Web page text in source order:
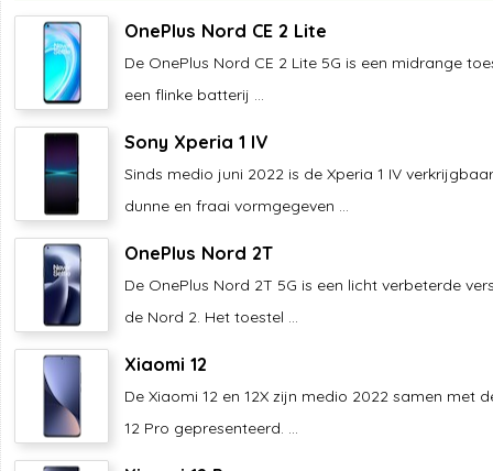
OnePlus Nord CE 2 Lite
De OnePlus Nord CE 2 Lite 5G is een midrange
een flinke batterij ...
Sony Xperia 1 IV
Sinds medio juni 2022 is de Xperia 1 IV
dunne en fraai vormgegeven ...
OnePlus Nord 2T
De OnePlus Nord 2T 5G is een licht verbeterde
de Nord 2. Het toestel ...
Xiaomi 12
De Xiaomi 12 en 12X zijn medio 2022 samen met
12 Pro gepresenteerd. ...